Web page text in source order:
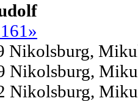
Nikolsburg,
Nikolsburg,
Nikolsburg,